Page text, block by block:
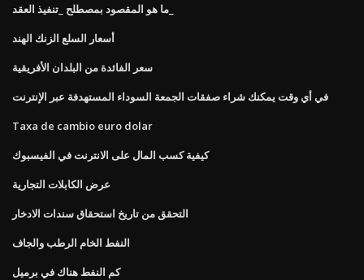
أسعار السلع الزنك الهند
سعر الفائدة من البلدان الأفريقية
في أي وقت يمكنك شراء صفقات الجمعة السوداء المستهدفة عبر الإنترنت
Taxa de cambio euro dolar
كيفية كسب المال على الانترنت في الفيسبوك
عرض الكابلات التجارية
التحقق من تاريخ استحقاق سندات الادخار
النفط الخام الرطب والجاف
كم النفط هناك في برميل